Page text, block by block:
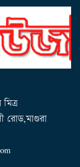
n
g
a
t
i
o
n
রোড,মাগুরা